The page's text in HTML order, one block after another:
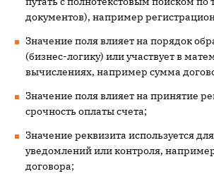
документов), например
Значение поля влияет на порядок
(бизнес-логику) или участвует в
вычислениях, например сумма
Значение поля влияет на принятие
срочность оплаты счета;
Значение реквизита используется
уведомлений или контроля,
договора;